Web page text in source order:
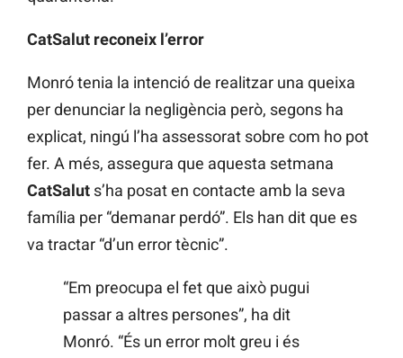
CatSalut reconeix l’error
Monró tenia la intenció de realitzar una queixa
per denunciar la negligència però, segons ha
explicat, ningú l’ha assessorat sobre com ho pot
fer. A més, assegura que aquesta setmana
CatSalut s’ha posat en contacte amb la seva
família per “demanar perdó”. Els han dit que es
va tractar “d’un error tècnic”.
“Em preocupa el fet que això pugui
passar a altres persones”, ha dit
Monró. “És un error molt greu i és